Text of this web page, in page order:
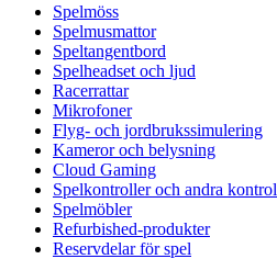
Spelmöss
Spelmusmattor
Speltangentbord
Spelheadset och ljud
Racerrattar
Mikrofoner
Flyg- och jordbrukssimulering
Kameror och belysning
Cloud Gaming
Spelkontroller och andra
Spelmöbler
Refurbished-produkter
Reservdelar för spel